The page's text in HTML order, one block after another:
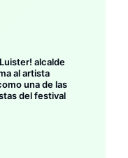
alcalde
al artista
una de las
del festival